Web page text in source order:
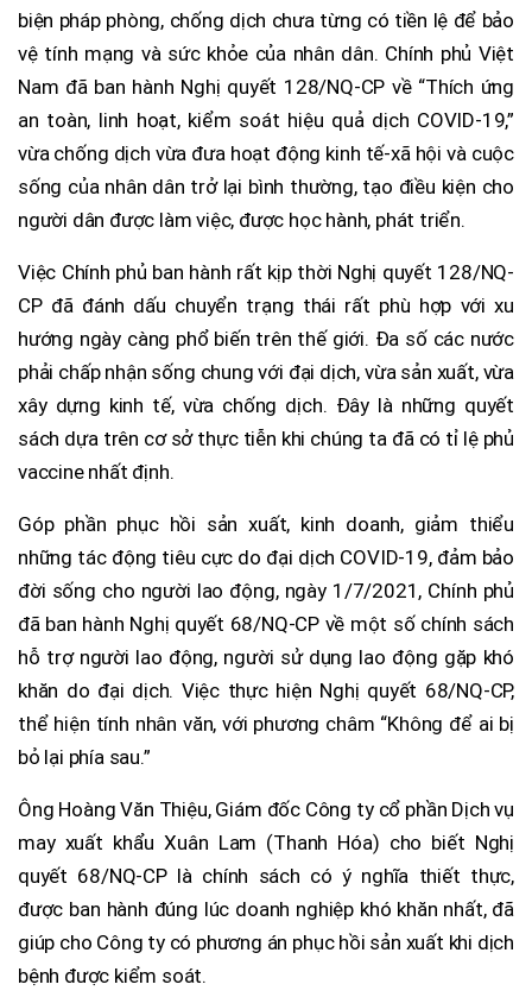
biện pháp phòng, chống dịch chưa từng có tiền lệ để bảo
vệ tính mạng và sức khỏe của nhân dân. Chính phủ Việt
Nam đã ban hành Nghị quyết 128/NQ-CP về “Thích ứng
an toàn, linh hoạt, kiểm soát hiệu quả dịch COVID-19,”
vừa chống dịch vừa đưa hoạt động kinh tế-xã hội và cuộc
sống của nhân dân trở lại bình thường, tạo điều kiện cho
người dân được làm việc, được học hành, phát triển.
Việc Chính phủ ban hành rất kịp thời Nghị quyết 128/NQ-
CP đã đánh dấu chuyển trạng thái rất phù hợp với xu
hướng ngày càng phổ biến trên thế giới. Đa số các nước
phải chấp nhận sống chung với đại dịch, vừa sản xuất, vừa
xây dựng kinh tế, vừa chống dịch. Đây là những quyết
sách dựa trên cơ sở thực tiễn khi chúng ta đã có tỉ lệ phủ
vaccine nhất định.
Góp phần phục hồi sản xuất, kinh doanh, giảm thiểu
những tác động tiêu cực do đại dịch COVID-19, đảm bảo
đời sống cho người lao động, ngày 1/7/2021, Chính phủ
đã ban hành Nghị quyết 68/NQ-CP về một số chính sách
hỗ trợ người lao động, người sử dụng lao động gặp khó
khăn do đại dịch. Việc thực hiện Nghị quyết 68/NQ-CP,
thể hiện tính nhân văn, với phương châm “Không để ai bị
bỏ lại phía sau.”
Ông Hoàng Văn Thiệu, Giám đốc Công ty cổ phần Dịch vụ
may xuất khẩu Xuân Lam (Thanh Hóa) cho biết Nghị
quyết 68/NQ-CP là chính sách có ý nghĩa thiết thực,
được ban hành đúng lúc doanh nghiệp khó khăn nhất, đã
giúp cho Công ty có phương án phục hồi sản xuất khi dịch
bệnh được kiểm soát.